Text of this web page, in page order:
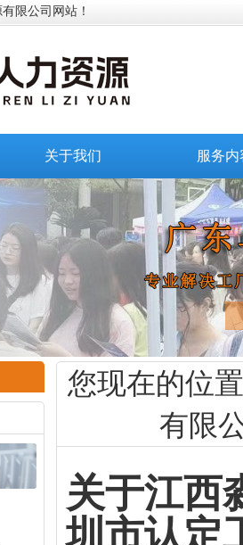
限公司网站！
关于我们 服务内
您现在的位
有限
关于江西
圳市认定